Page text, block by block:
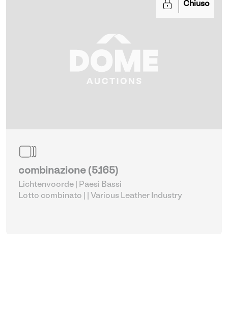
Chiuso
combinazione (5.165)
Lichtenvoorde | Paesi Bassi
Lotto combinato |
| Various Leather Industry